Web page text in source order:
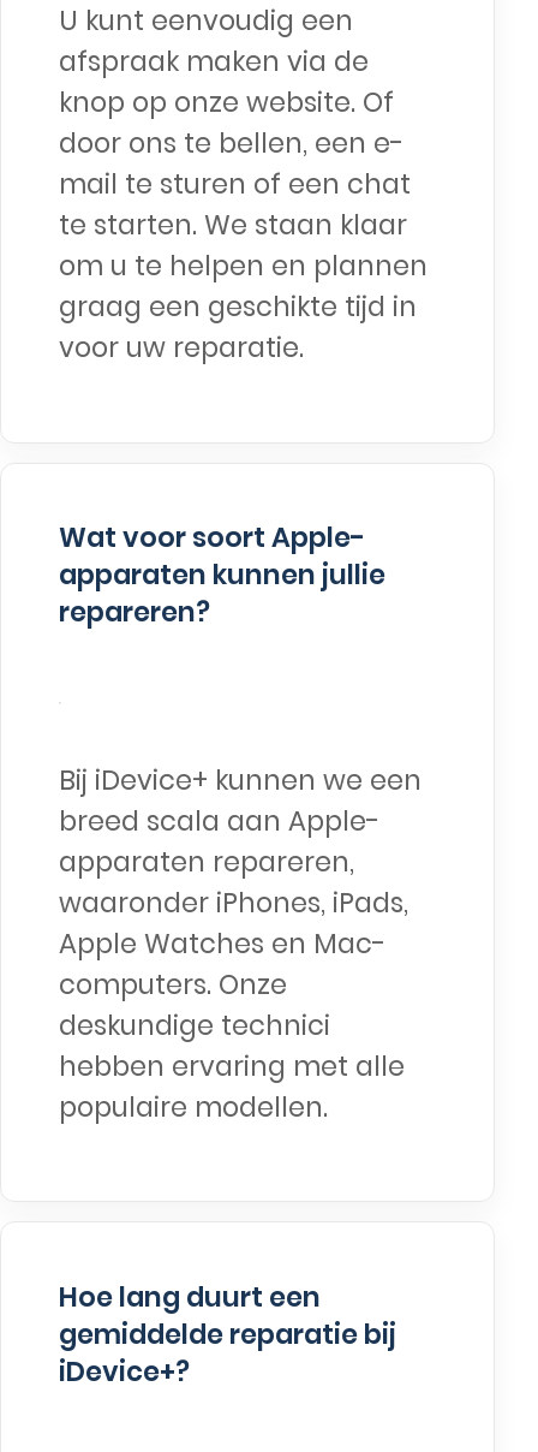
U kunt eenvoudig een
afspraak maken via de
knop op onze website. Of
door ons te bellen, een e-
mail te sturen of een chat
te starten. We staan klaar
om u te helpen en plannen
graag een geschikte tijd in
voor uw reparatie.
Wat voor soort Apple-
apparaten kunnen jullie
repareren?
Bij iDevice+ kunnen we een
breed scala aan Apple-
apparaten repareren,
waaronder iPhones, iPads,
Apple Watches en Mac-
computers. Onze
deskundige technici
hebben ervaring met alle
populaire modellen.
Hoe lang duurt een
gemiddelde reparatie bij
iDevice+?